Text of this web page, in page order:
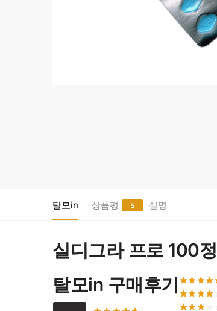
탈모in 상품평 5 설명
실디그라 프로 100정
탈모in 구매후기